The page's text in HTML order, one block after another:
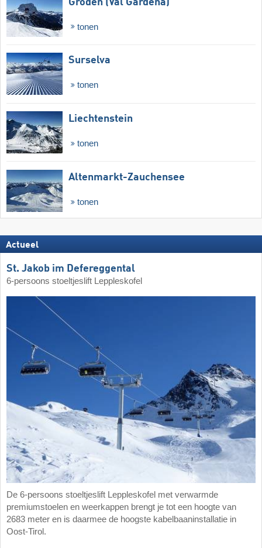
tonen
Surselva
tonen
Liechtenstein
tonen
Altenmarkt-Zauchensee
tonen
Actueel
St. Jakob im Defereggental
6-persoons stoeltjeslift Leppleskofel
De 6-persoons stoeltjeslift Leppleskofel met verwarmde
premiumstoelen en weerkappen brengt je tot een hoogte van
2683 meter en is daarmee de hoogste kabelbaaninstallatie in
Oost-Tirol.